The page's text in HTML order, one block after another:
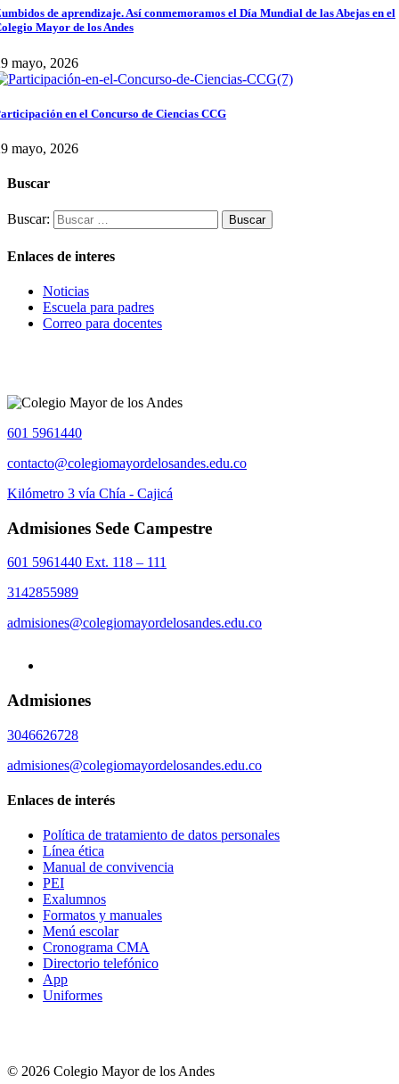
de aprendizaje. Así conmemoramos el Día Mundial de las Abejas en el
Mayor de los Andes
mayo, 2026
en el Concurso de Ciencias CCG
mayo, 2026
Buscar
Buscar:
Enlaces de interes
Noticias
Escuela para padres
Correo para docentes
601 5961440
contacto@colegiomayordelosandes.edu.co
Kilómetro 3 vía Chía - Cajicá
Admisiones Sede Campestre
601 5961440 Ext. 118 – 111
3142855989
admisiones@colegiomayordelosandes.edu.co
Admisiones
3046626728
admisiones@colegiomayordelosandes.edu.co
Enlaces de interés
Política de tratamiento de datos personales
Línea ética
Manual de convivencia
PEI
Exalumnos
Formatos y manuales
Menú escolar
Cronograma CMA
Directorio telefónico
App
Uniformes
© 2026 Colegio Mayor de los Andes